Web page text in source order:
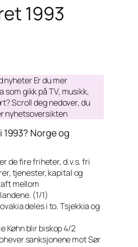
1993
nyheter Er du mer
som gikk på TV, musikk,
Scroll deg nedover, du
nyhetsoversikten
1993? Norge og
de fire friheter, d.v.s. fri
tjenester, kapital og
mellom
(1/1)
deles i to. Tsjekkia og
Køhn blir biskop 4/2
sanksjonene mot Sør